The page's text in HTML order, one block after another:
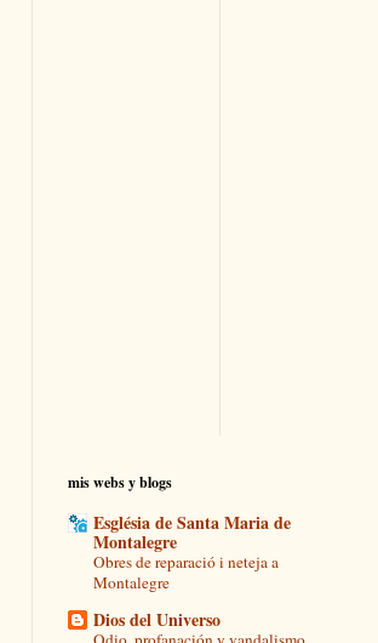
mis webs y blogs
Església de Santa Maria de
Montalegre
Obres de reparació i neteja a
Montalegre
Dios del Universo